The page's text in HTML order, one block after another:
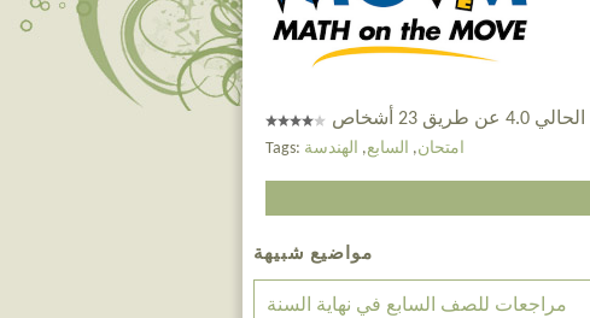
عن طريق 23 أشخاص
Tags: امتحان, السابع, الهندسة
مواضيع شبيهة
مراجعات للصف السابع في نهاية السنة